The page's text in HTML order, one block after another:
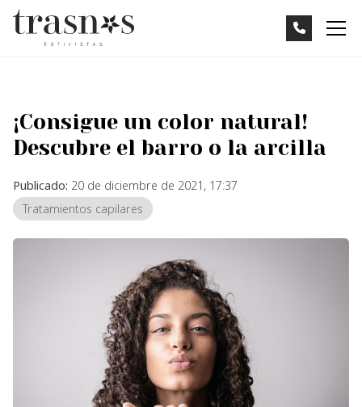
¡Consigue un color natural!
Descubre el barro o la arcilla
Publicado: 20 de diciembre de 2021, 17:37
Tratamientos capilares